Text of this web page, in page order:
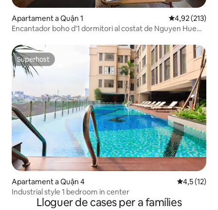
Apartament a Quận 1 4,92 de
4,92 (213)
Encantador boho d'1 dormitori al costat de Nguyen Hue
Superhost
Superhost
Apartament a Quận 4 4,5 de
4,5 (12)
Industrial style 1 bedroom in center
Lloguer de cases per a famílies